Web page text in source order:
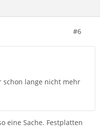
#6
schon lange nicht mehr
eine Sache. Festplatten